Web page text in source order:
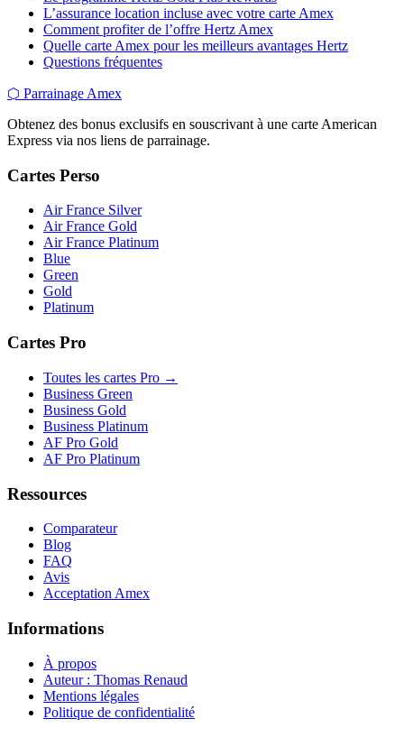
L’assurance location incluse avec votre carte Amex
Comment profiter de l’offre Hertz Amex
Quelle carte Amex pour les meilleurs avantages Hertz
Questions fréquentes
⬡ Parrainage Amex
Obtenez des bonus exclusifs en souscrivant à une carte American
Express via nos liens de parrainage.
Cartes Perso
Air France Silver
Air France Gold
Air France Platinum
Blue
Green
Gold
Platinum
Cartes Pro
Toutes les cartes Pro →
Business Green
Business Gold
Business Platinum
AF Pro Gold
AF Pro Platinum
Ressources
Comparateur
Blog
FAQ
Avis
Acceptation Amex
Informations
À propos
Auteur : Thomas Renaud
Mentions légales
Politique de confidentialité